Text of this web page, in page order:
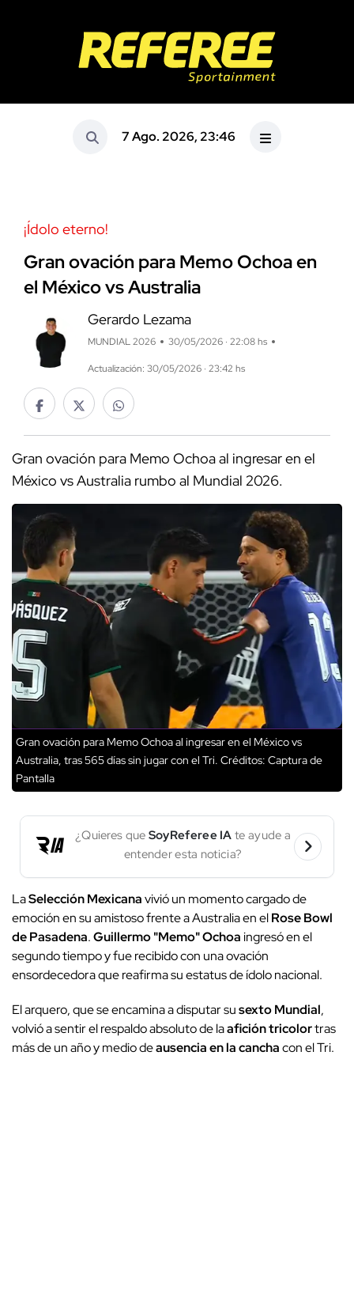
7 Ago. 2026, 23:46
¡Ídolo eterno!
Gran ovación para Memo Ochoa en
el México vs Australia
Gerardo Lezama
MUNDIAL 2026 30/05/2026 · 22:08 hs
Actualización: 30/05/2026 · 23:42 hs
Gran ovación para Memo Ochoa al ingresar en el
México vs Australia rumbo al Mundial 2026.
Gran ovación para Memo Ochoa al ingresar en el México vs
Australia, tras 565 días sin jugar con el Tri. Créditos: Captura de
Pantalla
¿Quieres que SoyReferee IA te ayude a
entender esta noticia?
LaSelección Mexicanavivió un momento cargado de
emoción en su amistoso frente a Australia en elRose Bowl
de Pasadena.Guillermo "Memo" Ochoaingresó en el
segundo tiempo y fue recibido con una ovación
ensordecedora que reafirma su estatus de ídolo nacional.
El arquero, que se encamina a disputar susexto Mundial,
volvió a sentir el respaldo absoluto de laafición tricolortras
más de un año y medio deausencia en la canchacon el Tri.